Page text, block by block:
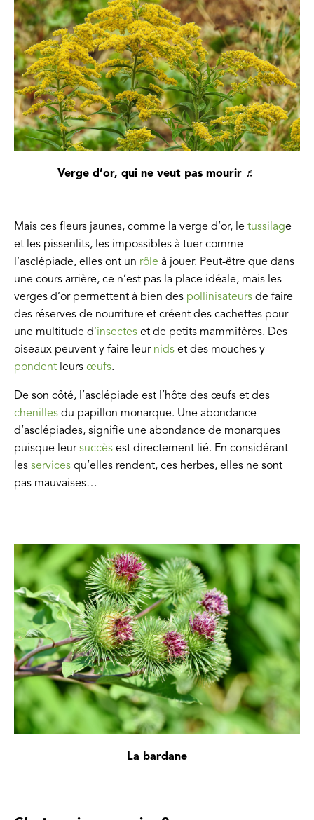
Verge d’or, qui ne veut pas mourir ♬
Mais ces fleurs jaunes, comme la verge d’or, le tussilage
et les pissenlits, les impossibles à tuer comme
l’asclépiade, elles ont un rôle à jouer. Peut-être que dans
une cours arrière, ce n’est pas la place idéale, mais les
verges d’or permettent à bien des pollinisateurs de faire
des réserves de nourriture et créent des cachettes pour
une multitude d’insectes et de petits mammifères. Des
oiseaux peuvent y faire leur nids et des mouches y
pondent leurs œufs.
De son côté, l’asclépiade est l’hôte des œufs et des
chenilles du papillon monarque. Une abondance
d’asclépiades, signifie une abondance de monarques
puisque leursuccès est directement lié. En considérant
les services qu’elles rendent, ces herbes, elles ne sont
pas mauvaises…
La bardane